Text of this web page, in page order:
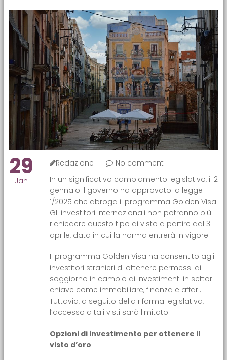
29
Jan
Redazione
No comment
In un significativo cambiamento legislativo, il 2
gennaio il governo ha approvato la legge
1/2025 che abroga il programma Golden Visa.
Gli investitori internazionali non potranno più
richiedere questo tipo di visto a partire dal 3
aprile, data in cui la norma entrerà in vigore.
Il programma Golden Visa ha consentito agli
investitori stranieri di ottenere permessi di
soggiorno in cambio di investimenti in settori
chiave come immobiliare, finanza e affari.
Tuttavia, a seguito della riforma legislativa,
l’accesso a tali visti sarà limitato.
Opzioni di investimento per ottenere il
visto d’oro